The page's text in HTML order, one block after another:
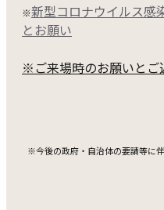
※新型コロナウイルス感
とお願い
※ご来場時のお願いとご
※今後の政府・自治体の要請等に